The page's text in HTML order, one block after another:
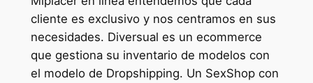
cliente es exclusivo y nos centramos en sus
necesidades. Diversual es un ecommerce
que gestiona su inventario de modelos con
el modelo de Dropshipping. Un SexShop con